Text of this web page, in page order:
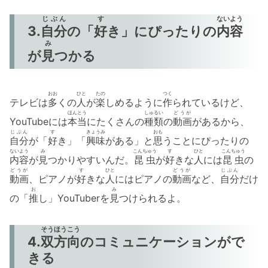
3.自分
じぶん
の「好
す
き」にぴったりの内容
ないよう
が見
み
つかる
テレビは多
おお
くの人
ひと
が楽
たの
しめるように作
つく
られているけど、
YouTubeには本当
ほんとう
にたくさんの種類
しゅるい
の動画
どうが
があるから、
自分
じぶん
が「好
す
き」「興味
きょうみ
がある」と思
おも
うことにぴったりの
内容
ないよう
が見
み
つかりやすいんだ。 昆虫
こんちゅう
が好
す
きな人
ひと
には昆虫
こんちゅう
の
動画
どうが
、ピアノが好
す
きな人
ひと
にはピアノの動画
どうが
など、 自分
じぶん
だけ
の「推
お
し」YouTuberを 見
み
つけられるよ。
4.双方向
そうほうこう
のコミュニケーションがで
きる